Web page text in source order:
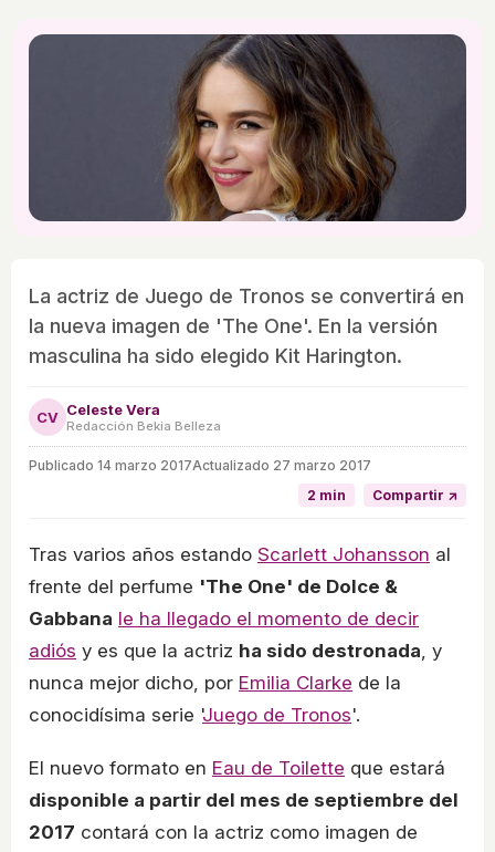
La actriz de Juego de Tronos se convertirá en
la nueva imagen de 'The One'. En la versión
masculina ha sido elegido Kit Harington.
CV Celeste Vera
Redacción Bekia Belleza
Publicado 14 marzo 2017Actualizado 27 marzo 2017
2 min
Compartir ↗
Tras varios años estando Scarlett Johansson al
frente del perfume 'The One' de Dolce &
Gabbana le ha llegado el momento de decir
adiós y es que la actriz ha sido destronada, y
nunca mejor dicho, por Emilia Clarke de la
conocidísima serie ' Juego de Tronos'.
El nuevo formato en Eau de Toilette que estará
disponible a partir del mes de septiembre del
2017 contará con la actriz como imagen de